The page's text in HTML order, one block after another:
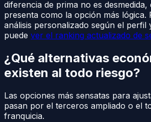
diferencia de prima no es desmedida,
presenta como la opción más lógica.
análisis personalizado según el perfil
puede ver el ranking actualizado de
¿Qué alternativas
existen al todo riesgo?
Las opciones más sensatas para
pasan por el terceros ampliado o el
franquicia.